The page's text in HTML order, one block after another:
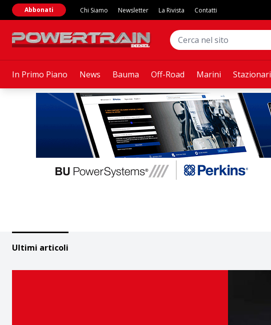
In Primo Piano News Bauma Off-Road Marini Stazionari
Abbonati Chi Siamo Newsletter La Rivista Contatti
Ultimi articoli